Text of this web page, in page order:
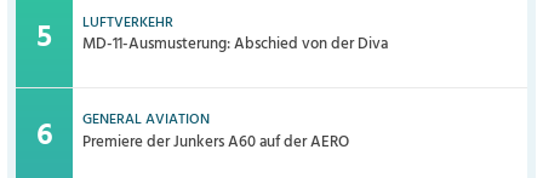
LUFTVERKEHR
MD-11-Ausmusterung: Abschied von der Diva
GENERAL AVIATION
Premiere der Junkers A60 auf der AERO